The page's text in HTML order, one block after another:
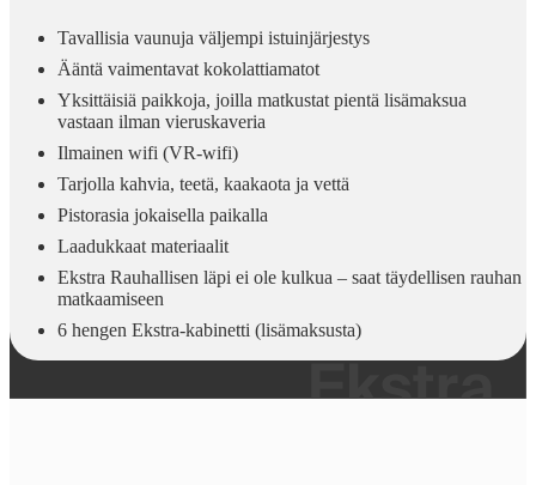
Tavallisia vaunuja väljempi istuinjärjestys
Ääntä vaimentavat kokolattiamatot
Yksittäisiä paikkoja, joilla matkustat pientä lisämaksua
vastaan ilman vieruskaveria
Ilmainen wifi (VR-wifi)
Tarjolla kahvia, teetä, kaakaota ja vettä
Pistorasia jokaisella paikalla
Laadukkaat materiaalit
Ekstra Rauhallisen läpi ei ole kulkua – saat täydellisen rauhan
matkaamiseen
6 hengen Ekstra-kabinetti (lisämaksusta)